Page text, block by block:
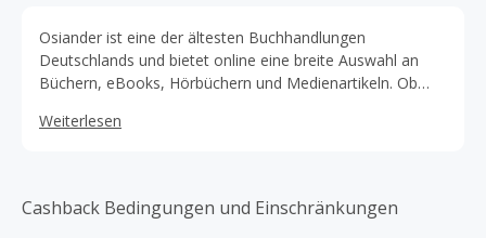
Osiander ist eine der ältesten Buchhandlungen
Deutschlands und bietet online eine breite Auswahl an
Büchern, eBooks, Hörbüchern und Medienartikeln. Ob
finden Leser alles, was das Herz begehrt. Zusätzlich gibt
vereint Osiander Tradition und moderne
Einkaufserlebnisse für Buchliebhaber.
Weiterlesen
Cashback Bedingungen und Einschränkungen